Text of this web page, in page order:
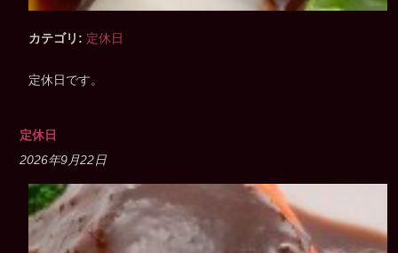
カテゴリ: 定休日
定休日です。
定休日
2026年9月22日